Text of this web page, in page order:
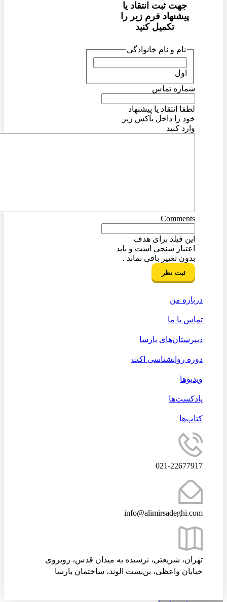
جهت ثبت انتقاد یا
پیشنهاد فرم زیر را
تکمیل کنید
نام و نام خانوادگی
شماره تماس
لطفا انتقاد یا پیشنهاد
خود را داخل باکس زیر
وارد کنید
Comments
این فیلد برای هدف
اعتبار سنجی است و باید
بدون تغییر باقی بماند .
درباره من
تماس با ما
دبیرستان‌های بارسا
دوره روانشناسی اکت
ویدیوها
پادکست‌ها
کتاب‌ها
021-22677917
info@alimirsadeghi.com
تهران، شریعتی، نرسیده به میدان قدس، روبروی
خیابان واعظی، بن‌بست الوند، ساختمان بارسا